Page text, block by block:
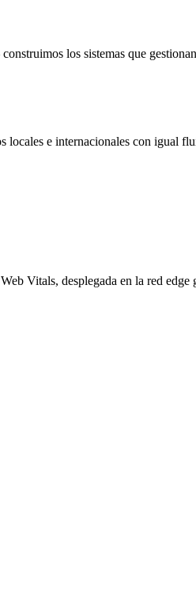
los sistemas que
locales e internacionales con igual
Vitals, desplegada en la red